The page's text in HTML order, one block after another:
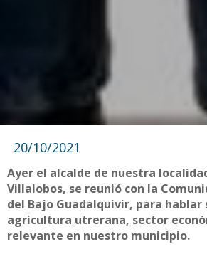
20/10/2021
Ayer el alcalde de nuestra
Villalobos, se reunió con la
del Bajo Guadalquivir, para hablar
agricultura utrerana, sector
relevante en nuestro municipio.